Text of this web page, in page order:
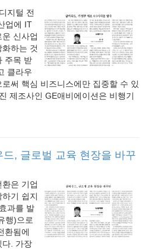
지털 전
업에 IT
신사업
하는 것
주목 받
클라우
써 핵심 비즈니스에만 집중할 수 있
제조사인 GE애비에이션은 비행기
, 글로벌 교육 현장을 바꾸
은 기업
기 쉽지
과를 발
행)으로
환됨에
다. 가장